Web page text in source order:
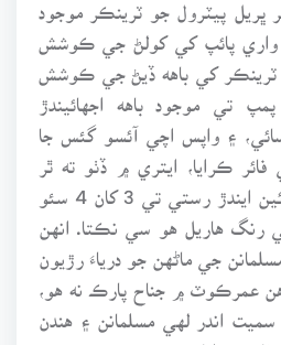
ڀريل پيٽرول جو ٽرينڪر موجود
واري پائپ کي کولڻ جي ڪوشش
ٽرينڪر کي باهه ڏيڻ جي ڪوشش
تي موجود باهه اجهائيندڙ
۽ واپس اچي آئسو گئس جا
ڪرايا، ايتري ۾ ڏٺو ته ٿر
رنگ هاريل هو سي نڪتا. انهن
جي ماڻهن جو درياءَ رڙيون
عمرڪوٽ ۾ جناح پارڪ نه هو،
اندر لهي مسلمانن ۽ هندن
ڪرايا.